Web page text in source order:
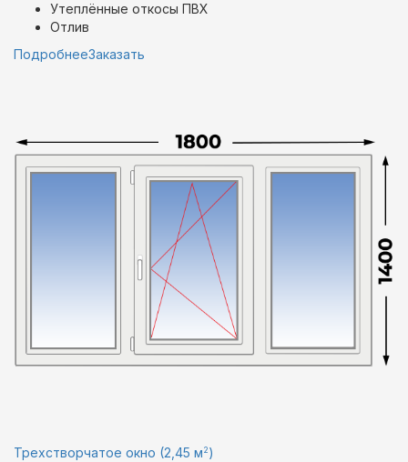
Утеплённые откосы ПВХ
Отлив
ПодробнееЗаказать
Трехстворчатое окно (2,45 м2)